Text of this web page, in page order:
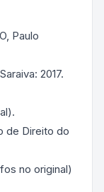
Paulo
2017.
de Direito do
no original)